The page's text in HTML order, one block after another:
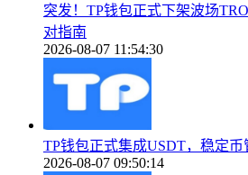
突发！TP钱包正式下架波场
对指南
2026-08-07 11:54:30
TP钱包正式集成USDT，稳定
2026-08-07 09:50:14